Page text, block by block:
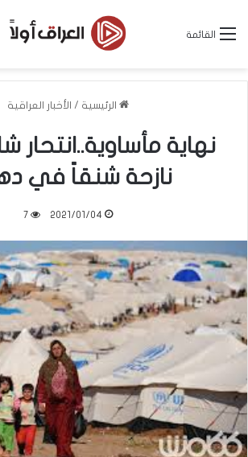
القائمة
الرئيسية / الأخبار العراقية
نهاية مأساوية..انتحار
نازحة شنقاً في
2021/01/04
7